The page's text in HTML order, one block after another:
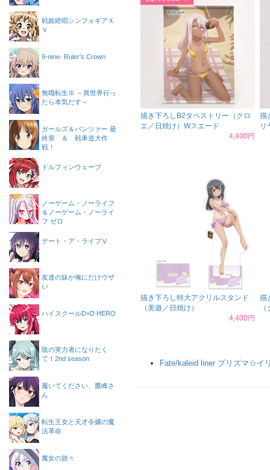
描き下ろしB2タペストリー（クロ
エ／日焼け）Wスエード
4,400円
描
リ
描き下ろし特大アクリルスタンド
（美遊／日焼け）
4,400円
描
Fate/kaleid liner プリズマ☆イ
戦姫絶唱シンフォギアＸ
Ｖ
9-nine- Ruler’s Crown
無職転生Ⅲ ～異世界行っ
たら本気だす～
ガールズ＆パンツァー 最
終章 ＆ 戦車道大作
戦！
ドルフィンウェーブ
ノーゲーム・ノーライフ
＆ノーゲーム・ノーライ
フ ゼロ
デート・ア・ライブⅤ
友達の妹が俺にだけウザ
い
ハイスクールD×D HERO
陰の実力者になりたく
て！2nd season
履いてください、鷹峰さ
ん
転生王女と天才令嬢の魔
法革命
魔女の旅々